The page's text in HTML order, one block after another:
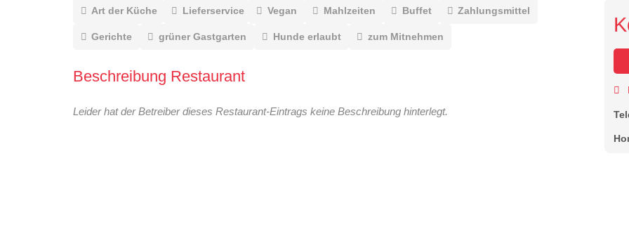
Art der Küche Lieferservice Vegan Mahlzeiten Buffet Zahlungsmittel
Gerichte grüner Gastgarten Hunde erlaubt zum Mitnehmen
Beschreibung Restaurant
Leider hat der Betreiber dieses Restaurant-Eintrags keine Beschreibung hinterlegt.